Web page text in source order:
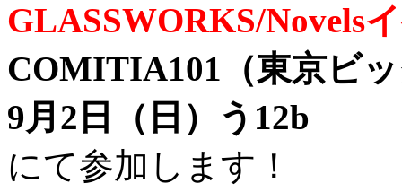
GLASSWORKS/Novels
COMITIA101（東京ビ
9月2日（日）う12b
にて参加します！